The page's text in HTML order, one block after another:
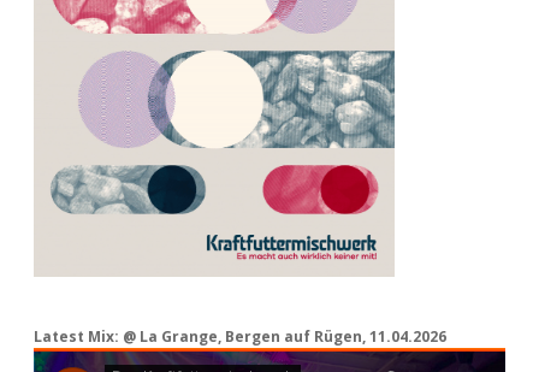
Latest Mix: @ La Grange, Bergen auf Rügen, 11.04.2026